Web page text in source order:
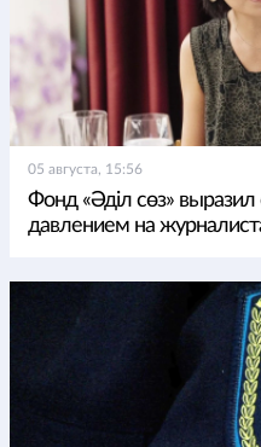
05 августа, 15:56
Фонд «Әділ сөз»
давлением на